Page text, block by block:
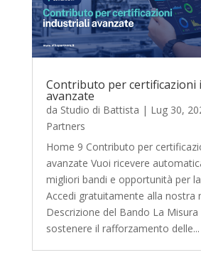
Contributo per certificazioni
avanzate
da Studio di Battista | Lug 30,
Partners
Home 9 Contributo per
avanzate Vuoi ricevere
migliori bandi e opportunità per
Accedi gratuitamente alla nostra
Descrizione del Bando La
sostenere il rafforzamento delle...